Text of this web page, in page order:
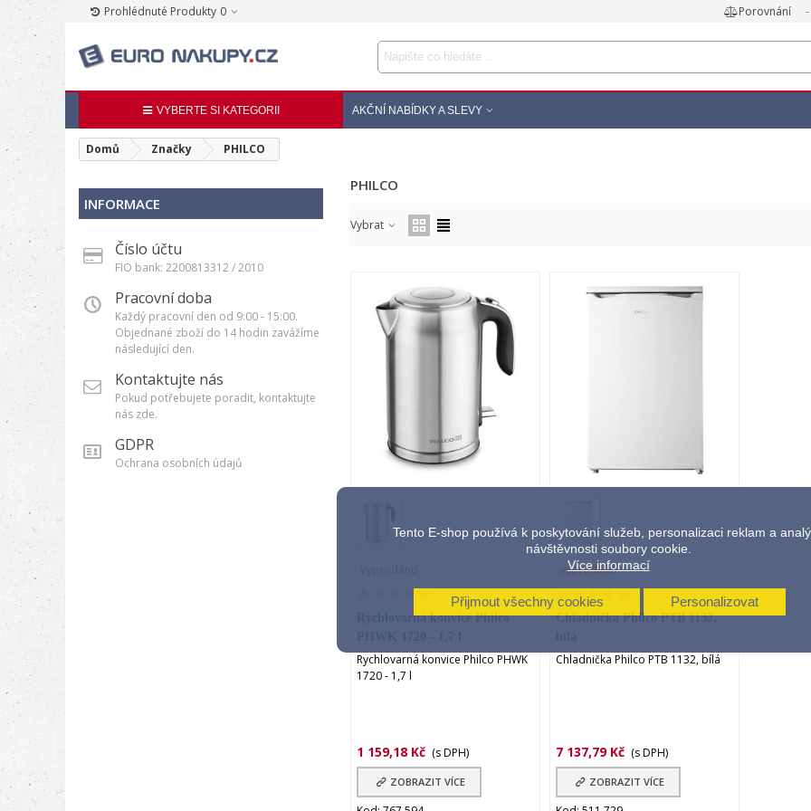
Tento E-shop používá k poskytování služeb, personalizaci reklam a
návštěvnosti soubory cookie.
Více informací
Přijmout všechny cookies Personalizovat
Prohlédnuté Produkty 0 Porovnání
VYBERTE SI KATEGORII AKČNÍ NABÍDKY A SLEVY
Domů Značky PHILCO
INFORMACE
Číslo účtu
FIO bank: 2200813312 / 2010
Pracovní doba
Každý pracovní den od 9:00 - 15:00.
Objednané zboží do 14 hodin zavážíme
následující den.
Kontaktujte nás
Pokud potřebujete poradit, kontaktujte
nás zde.
GDPR
Ochrana osobních údajů
PHILCO
Vybrat
Rychlovarná konvice Philco
Rychlovarná konvice Philco PHWK
1720 - 1,7 l
1 159,18 Kč (s DPH)
ZOBRAZIT VÍCE
Vyprodáno
Chladnička Philco PTB 1132,
Chladnička Philco PTB 1132, bílá
7 137,79 Kč (s DPH)
ZOBRAZIT VÍCE